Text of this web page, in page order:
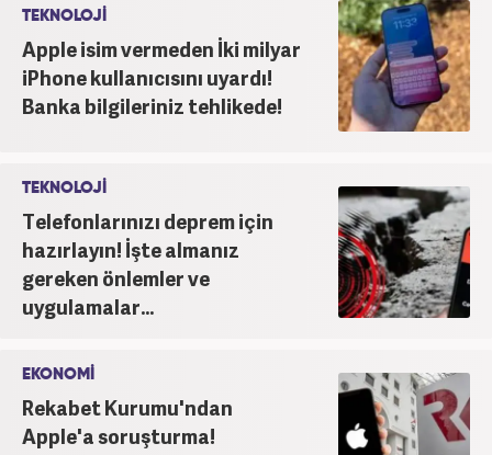
TEKNOLOJİ
Apple isim vermeden İki milyar
iPhone kullanıcısını uyardı!
Banka bilgileriniz tehlikede!
TEKNOLOJİ
Telefonlarınızı deprem için
hazırlayın! İşte almanız
gereken önlemler ve
uygulamalar...
EKONOMİ
Rekabet Kurumu'ndan
Apple'a soruşturma!